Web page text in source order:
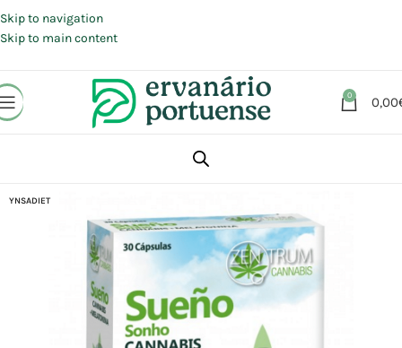
Skip to navigation
Skip to main content
0 0,00
Suplementos alimentares
YNSADIET